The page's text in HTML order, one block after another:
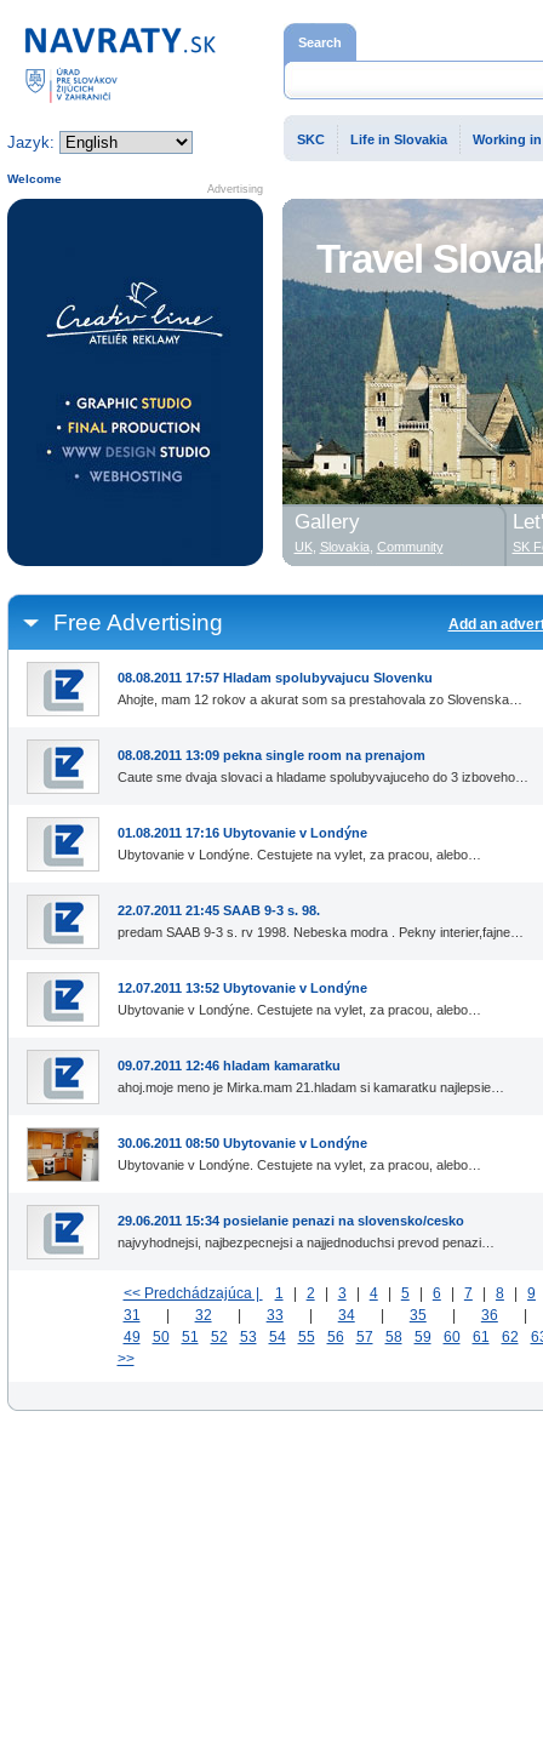
Travel
Free Advertising Add an
08.08.2011 17:57 Hladam spolubyvajucu Slovenku
Ahojte, mam 12 rokov a akurat som sa prestahovala zo Slovenska…
08.08.2011 13:09 pekna single room na prenajom
Caute sme dvaja slovaci a hladame spolubyvajuceho do 3 izboveho…
01.08.2011 17:16 Ubytovanie v Londýne
Ubytovanie v Londýne. Cestujete na vylet, za pracou, alebo…
22.07.2011 21:45 SAAB 9-3 s. 98.
predam SAAB 9-3 s. rv 1998. Nebeska modra . Pekny interier,fajne…
12.07.2011 13:52 Ubytovanie v Londýne
Ubytovanie v Londýne. Cestujete na vylet, za pracou, alebo…
09.07.2011 12:46 hladam kamaratku
ahoj.moje meno je Mirka.mam 21.hladam si kamaratku najlepsie…
30.06.2011 08:50 Ubytovanie v Londýne
Ubytovanie v Londýne. Cestujete na vylet, za pracou, alebo…
29.06.2011 15:34 posielanie penazi na slovensko/cesko
najvyhodnejsi, najbezpecnejsi a najjednoduchsi prevod penazi…
<< Predchádzajúca | 1 2 3 4 5 6 7 8 9
31
32 33 34 35 36
49
50 51 52 53 54 55 56 57 58 59 60 61 62
>>
Home page
Jazyk:
Search
SKC Life in Slovakia Working in
Advertising
Welcome
Gallery
UK, Slovakia Community SK